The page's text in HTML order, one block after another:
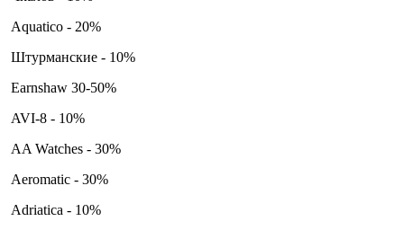
Aquatico - 20%
Штурманские - 10%
Earnshaw 30-50%
AVI-8 - 10%
AA Watches - 30%
Aeromatic - 30%
Adriatica - 10%